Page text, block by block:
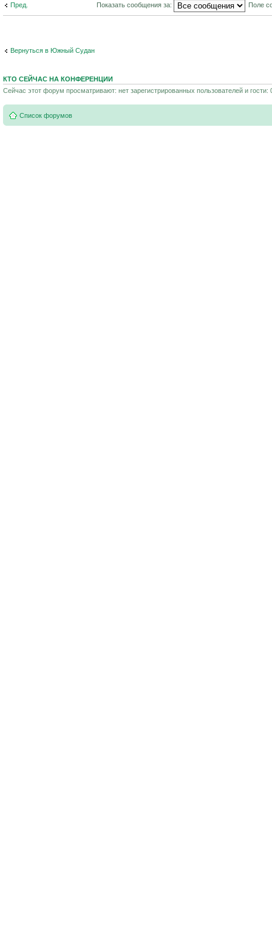
Пред. Показать сообщения за: Поле
Вернуться в Южный Судан
КТО СЕЙЧАС НА КОНФЕРЕНЦИИ
Сейчас этот форум просматривают: нет зарегистрированных пользователей и гости:
Список форумов